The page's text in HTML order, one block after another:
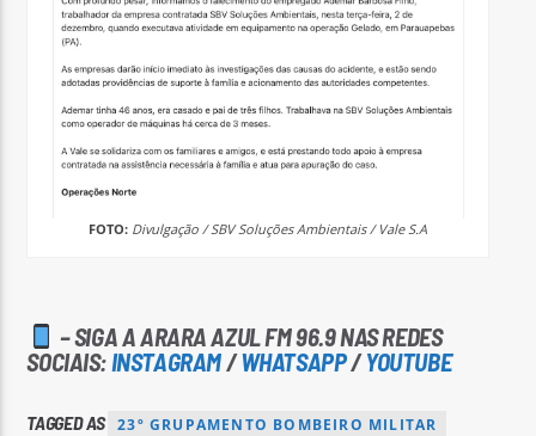
FOTO: Divulgação / SBV Soluções Ambientais / Vale S.A
– SIGA A ARARA AZUL FM 96.9 NAS REDES
SOCIAIS: INSTAGRAM/WHATSAPP/YOUTUBE
TAGGED AS 23º GRUPAMENTO BOMBEIRO MILITAR